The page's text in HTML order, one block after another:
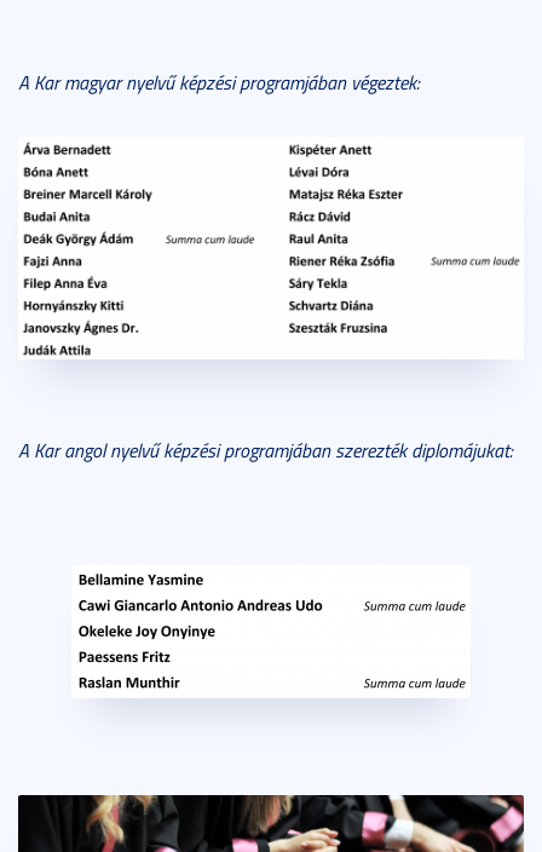
A Kar magyar nyelvű képzési programjában végeztek:
A Kar angol nyelvű képzési programjában szerezték diplomájukat: